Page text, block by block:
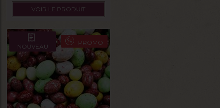
VOIR LE PRODUIT
NOUVEAU PROMO